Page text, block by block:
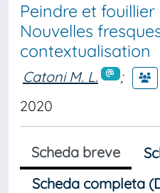
Peindre et fouillier
Nouvelles
contextualisation
Catoni M. L.
;
2020
Scheda breve
Scheda completa